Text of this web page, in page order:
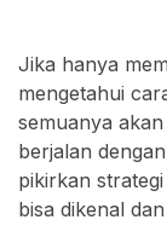
Jika hanya
mengetahui
semuanya
berjalan
pikirkan
bisa dikenal